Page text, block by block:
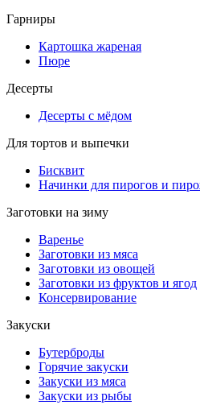
Гарниры
Картошка жареная
Пюре
Десерты
Десерты с мёдом
Для тортов и выпечки
Бисквит
Начинки для пирогов и
Заготовки на зиму
Варенье
Заготовки из мяса
Заготовки из овощей
Заготовки из фруктов и ягод
Консервирование
Закуски
Бутерброды
Горячие закуски
Закуски из мяса
Закуски из рыбы